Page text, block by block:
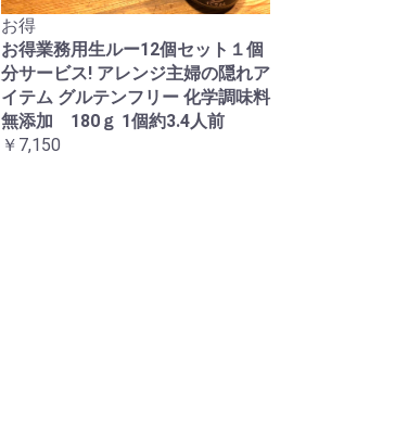
お得
お得業務用生ルー12個セット１個
分サービス! アレンジ主婦の隠れア
イテム グルテンフリー 化学調味料
無添加 180ｇ 1個約3.4人前
￥7,150